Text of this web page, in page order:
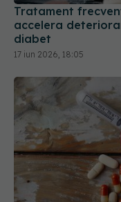
Tratament
accelera
diabet
17 iun 2026, 18:05